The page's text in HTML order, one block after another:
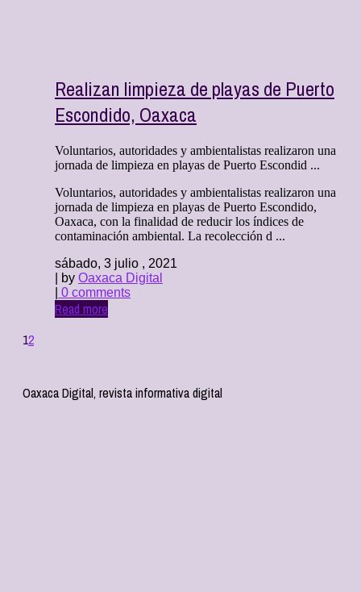
Realizan limpieza de playas de Puerto
Escondido, Oaxaca
Voluntarios, autoridades y ambientalistas realizaron una
jornada de limpieza en playas de Puerto Escondid ...
Voluntarios, autoridades y ambientalistas realizaron una
jornada de limpieza en playas de Puerto Escondido,
Oaxaca, con la finalidad de reducir los índices de
contaminación ambiental. La recolección d ...
sábado, 3 julio , 2021
| by Oaxaca Digital
0 comments
Read more
12
Oaxaca Digital, revista informativa digital